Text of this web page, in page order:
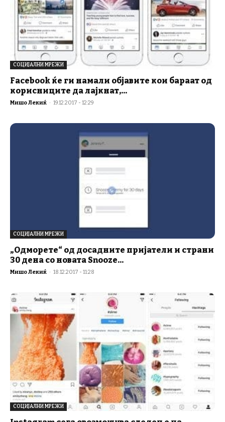
СОЦИЈАЛНИ МРЕЖИ
Facebook ќе ги намали објавите кои бараат од
корисниците да лајкнат,...
Мишо Лекиќ - 19.12.2017 - 12:29
СОЦИЈАЛНИ МРЕЖИ
„Одморете“ од досадните пријатели и страни
30 дена со новата Snooze...
Мишо Лекиќ - 18.12.2017 - 11:28
СОЦИЈАЛНИ МРЕЖИ